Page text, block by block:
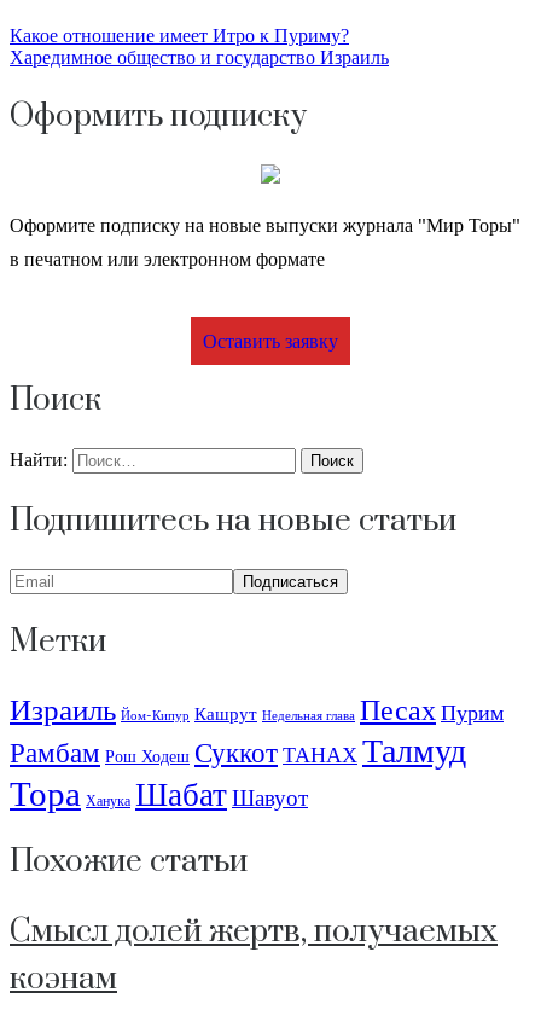
Какое отношение имеет Итро к Пуриму?
Харедимное общество и государство Израиль
Оформить подписку
Оформите подписку на новые выпуски журнала "Мир Торы"
в печатном или электронном формате
Оставить заявку
Поиск
Найти:
Подпишитесь на новые статьи
Метки
Израиль Йом-Кипур Кашрут Недельная глава Песах Пурим
Рамбам Рош Ходеш СуккотТАНАХТалмуд
Тора Ханука ШабатШавуот
Похожие статьи
Смысл долей жертв, получаемых
коэнам